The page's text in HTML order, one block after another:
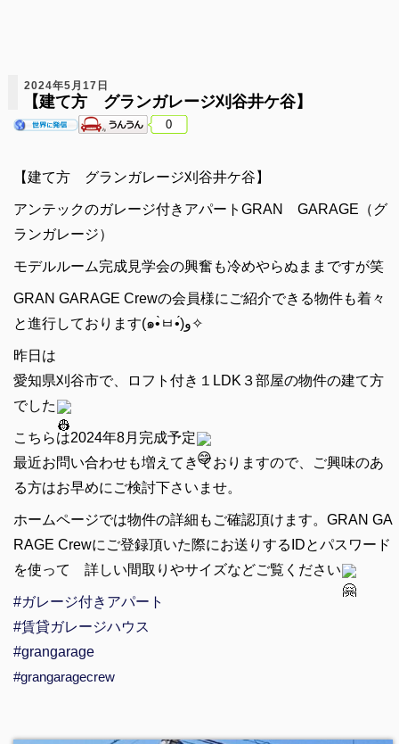
2024年5月17日
【建て方 グランガレージ刈谷井ケ谷】
0
【建て方 グランガレージ刈谷井ケ谷】
アンテックのガレージ付きアパートGRAN GARAGE（グ
ランガレージ）
モデルルーム完成見学会の興奮も冷めやらぬままですが笑
GRAN GARAGE Crewの会員様にご紹介できる物件も着々
と進行しております(๑•̀ㅂ•́)و✧
昨日は
愛知県刈谷市で、ロフト付き１LDK３部屋の物件の建て方
でした
こちらは2024年8月完成予定
最近お問い合わせも増えてきておりますので、ご興味のあ
る方はお早めにご検討下さいませ。
ホームページでは物件の詳細もご確認頂けます。GRAN GA
RAGE Crewにご登録頂いた際にお送りするIDとパスワード
を使って 詳しい間取りやサイズなどご覧ください
#ガレージ付きアパート
#賃貸ガレージハウス
#grangarage
#grangaragecrew